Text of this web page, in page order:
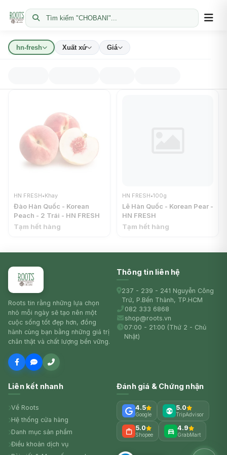
Tìm kiếm "CHOBANI"...
hn-fresh Xuất xứ Giá
HN FRESH•Khay
Đào Hàn Quốc - Korean
Peach - 2 Trái - HN FRESH
Tạm hết hàng
HN FRESH•100g
Lê Hàn Quốc - Korean Pear -
HN FRESH
Tạm hết hàng
Roots tin rằng những lựa chọn
nhỏ mỗi ngày sẽ tạo nên một
cuộc sống tốt đẹp hơn, đồng
hành cùng bạn bằng những giá trị
chân thật và chất lượng bền vững.
Thông tin liên hệ
237 - 239 - 241 Nguyễn Công
Trứ, P.Bến Thành, TP.HCM
082 333 6868
shop@roots.vn
07:00 - 21:00 (Thứ 2 - Chủ
Nhật)
Liên kết nhanh
Về Roots
Hệ thống cửa hàng
Danh mục sản phẩm
Điều khoản dịch vụ
Đánh giá & Chứng nhận
4.5
Google
5.0
TripAdvisor
5.0
Shopee
4.9
GrabMart